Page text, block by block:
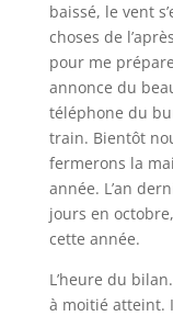
baissé, le vent
choses de
pour me
annonce du
téléphone du
train. Bientôt
fermerons la
année. L’an
jours en
cette année.
L’heure du
à moitié atteint.